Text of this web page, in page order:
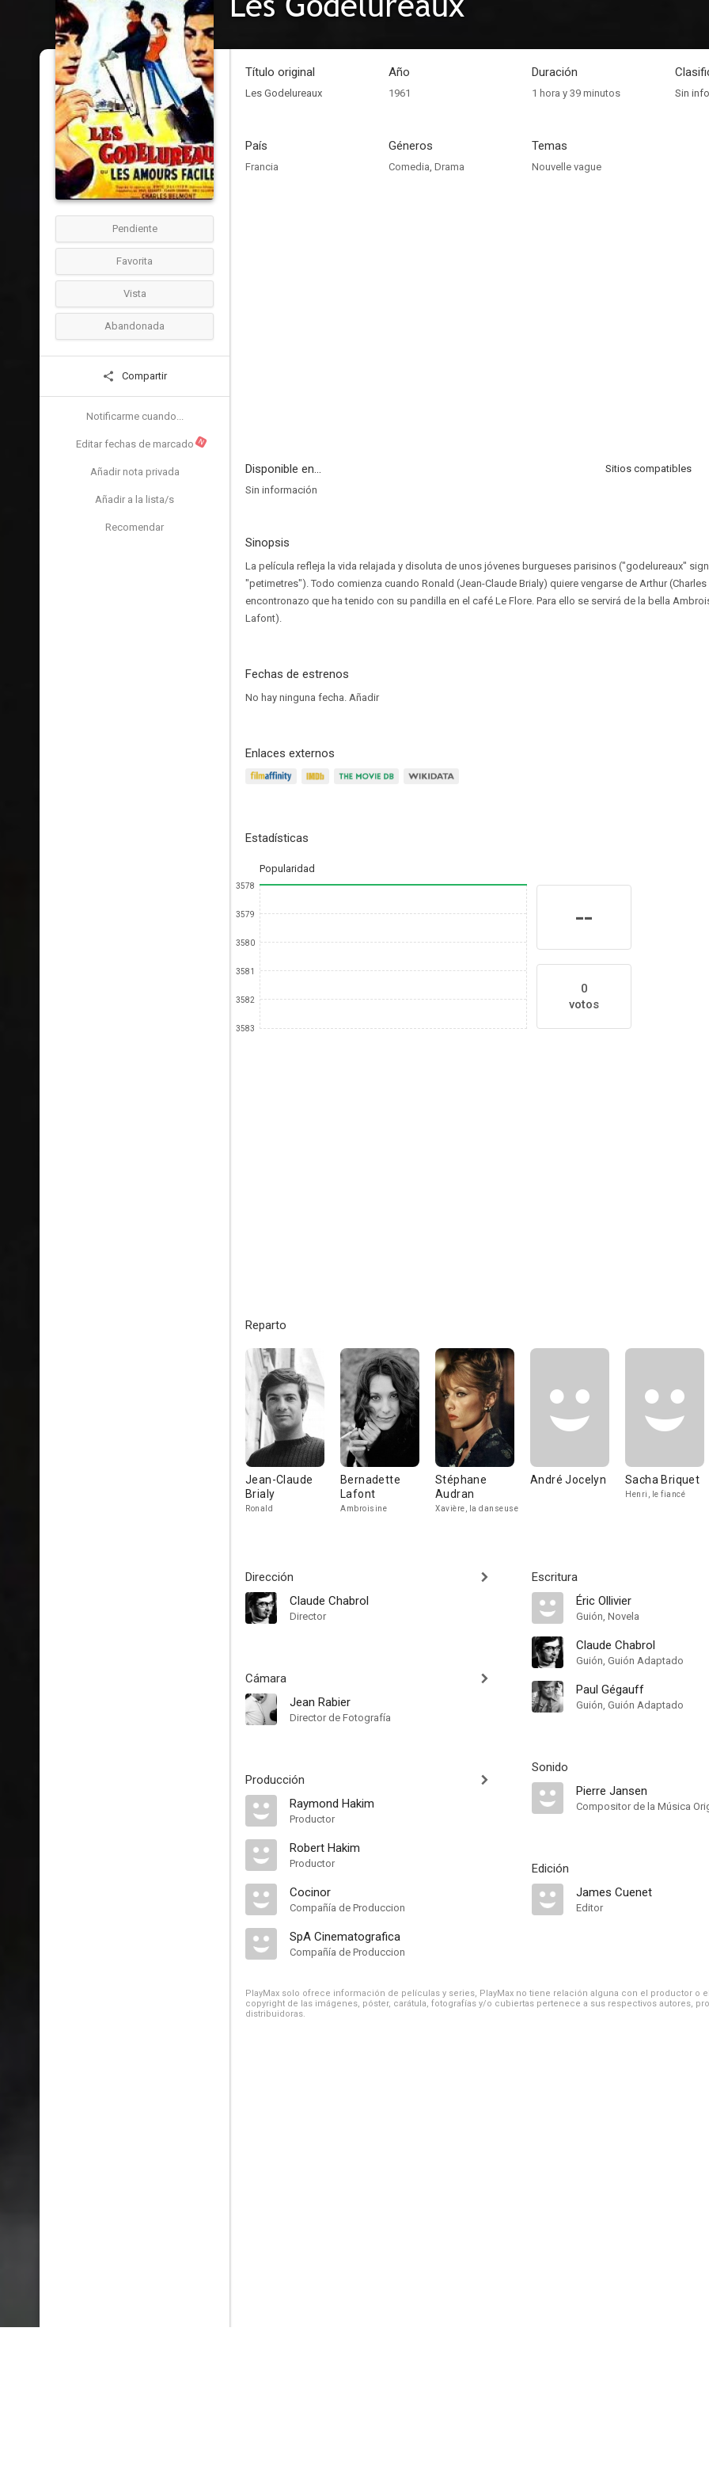
Pendiente
Favorita
Vista
Abandonada
Compartir
Notificarme cuando...
Editar fechas de marcado N
Añadir nota privada
Añadir a la lista/s
Recomendar
Título original
Les Godelureaux
Año
1961
Duración
1 hora y 39 minutos Sin
País
Francia
Géneros
Comedia, Drama
Temas
Nouvelle vague
Disponible en...
Sitios compatibles
Sin información
Sinopsis
La película refleja la vida relajada y disoluta de unos jóvenes burgueses parisinos ("godelureaux"
"petimetres"). Todo comienza cuando Ronald (Jean-Claude Brialy) quiere vengarse de Arthur
encontronazo que ha tenido con su pandilla en el café Le Flore. Para ello se servirá de la bella
Lafont).
Fechas de estrenos
No hay ninguna fecha. Añadir
Enlaces externos
Estadísticas
Popularidad
3578
3579
3580
3581
3582
3583
--
0
votos
Reparto
Jean-Claude
Brialy
Ronald
Bernadette
Lafont
Ambroisine
Stéphane
Audran
Xavière, la danseuse
André Jocelyn Sacha Briquet
Henri, le fiancé
Dirección
Claude Chabrol
Director
Cámara
Jean Rabier
Director de Fotografía
Producción
Raymond Hakim
Productor
Robert Hakim
Productor
Cocinor
Compañía de Produccion
SpA Cinematografica
Compañía de Produccion
Escritura
Éric Ollivier
Guión, Novela
Claude Chabrol
Guión, Guión Adaptado
Paul Gégauff
Guión, Guión Adaptado
Sonido
Pierre Jansen
Compositor de la Música
Edición
James Cuenet
Editor
PlayMax solo ofrece información de películas y series, PlayMax no tiene relación alguna con el productor o
copyright de las imágenes, póster, carátula, fotografías y/o cubiertas pertenece a sus respectivos autores,
distribuidoras.